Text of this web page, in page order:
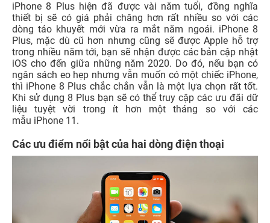
iPhone 8 Plus hiện đã được vài năm tuổi, đồng nghĩa
thiết bị sẽ có giá phải chăng hơn rất nhiều so với các
dòng táo khuyết mới vừa ra mắt năm ngoái. iPhone 8
Plus, mặc dù cũ hơn nhưng cũng sẽ được Apple hỗ trợ
trong nhiều năm tới, bạn sẽ nhận được các bản cập nhật
iOS cho đến giữa những năm 2020. Do đó, nếu bạn có
ngân sách eo hẹp nhưng vẫn muốn có một chiếc iPhone,
thì iPhone 8 Plus chắc chắn vẫn là một lựa chọn rất tốt.
Khi sử dụng 8 Plus bạn sẽ có thể truy cập các ưu đãi dữ
liệu tuyệt vời trong ít hơn một tháng so với các
mẫu iPhone 11.
Các ưu điểm nổi bật của hai dòng điện thoại